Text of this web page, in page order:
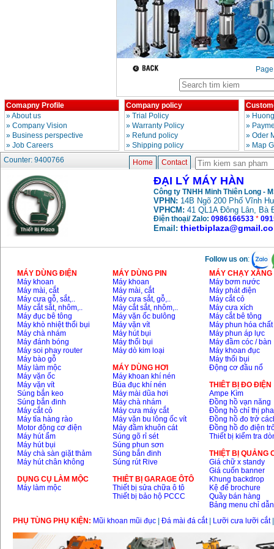
tig 200A (W223)
6800000
Comapny Profile
»About us
» Company Vision
» Business perspective
» Job Careers
Company policy
» Trial Policy
» Warranty Policy
» Refund policy
» Shipping policy
»
»
» Oder
» Map
Counter: 9400766
Home Contact
ĐẠI LÝ MÁY HÀN
Công ty TNHH Minh Thiên Long -
VPHN: 14B Ngõ 200 Phố Vĩnh
VPHCM: 41 QL1A Đông Lân, Bà
Điện thoại/ Zalo: 0986166533 *
Email:
Follow us on:
MÁY DÙNG ĐIỆN
Máy khoan
Máy mài, cắt
Máy cưa gỗ, sắt,..
Máy cắt sắt, nhôm,..
Máy đục bê tông
Máy khò nhiệt thổi bụi
Máy chà nhám
Máy đánh bóng
Máy soi phay router
Máy bào gỗ
Máy làm mộc
Máy vặn ốc
Máy vặn vít
Súng bắn keo
Súng bắn đinh
Máy cắt cỏ
Máy tỉa hàng rào
Motor động cơ điện
Máy hút ẩm
Máy hút bụi
Máy chà sàn giặt thảm
Máy hút chân không
DỤNG CỤ LÀM MỘC
Máy làm mộc
MÁY DÙNG PIN
Máy khoan
Máy mài, cắt
Máy cưa sắt, gỗ,..
Máy cắt sắt, nhôm,..
Máy vặn ốc bulông
Máy vặn vít
Máy hút bụi
Máy thổi bụi
Máy dò kim loại
MÁY DÙNG HƠI
Máy khoan khí nén
Búa đục khí nén
Máy mài dũa hơi
Máy chà nhám
Máy cưa máy cắt
Máy vặn bu lông ốc vít
Máy đầm khuôn cát
Súng gõ rỉ sét
Súng phun sơn
Súng bắn đinh
Súng rút Rive
THIÊT BỊ GARAGE ÔTÔ
Thiết bị sửa chữa ô tô
Thiết bị bảo hộ PCCC
MÁY CHẠY
Máy bơm nước
Máy phát điện
Máy cắt cỏ
Máy cưa xích
Máy cắt bê tông
Máy phun hóa chất
Máy phun áp lực
Máy đầm cóc / bàn
Máy khoan đục
Máy thổi bụi
Động cơ đầu nổ
THIÊT BỊ ĐO ĐIỆN
Ampe Kìm
Đồng hồ vạn năng
Đồng hồ chỉ thị pha
Đồng hồ đo trở
Đồng hồ đo điện
Thiết bị kiểm tra
THIỆT BỊ QUẢNG
Giá chữ x standy
Giá cuốn banner
Khung backdrop
Kệ để brochure
Quầy bán hàng
Bảng menu chỉ dẫn
PHỤ TÙNG PHỤ KIỆN: Mũi khoan mũi đục Đá mài đá cắt| Lưỡi cưa lưỡi cắt